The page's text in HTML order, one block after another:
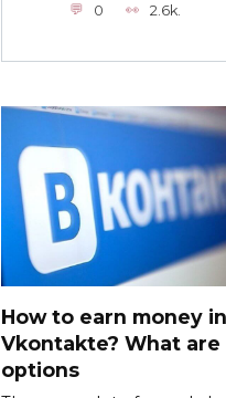
0 2.6k.
How to earn money in
Vkontakte? What
options